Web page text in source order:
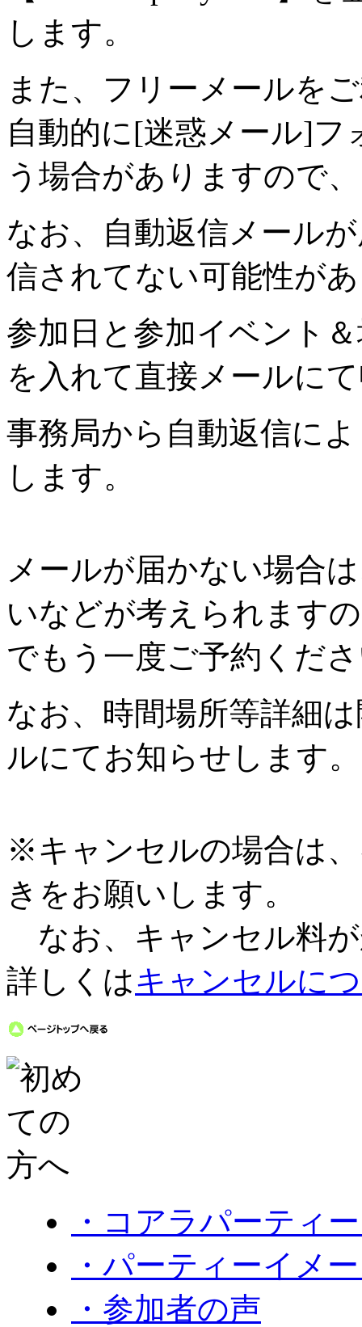
します。
また、フリーメールを
自動的に[迷惑メール]
う場合がありますので
なお、自動返信メール
信されてない可能性が
参加日と参加イベント
を入れて直接メールに
事務局から自動返信に
します。
メールが届かない場合
いなどが考えられます
でもう一度ご予約くだ
なお、時間場所等詳細
ルにてお知らせします。
※キャンセルの場合は
きをお願いします。
なお、キャンセル料
詳しくはキャンセルに
・コアラパーティ
・パーティーイメ
・参加者の声